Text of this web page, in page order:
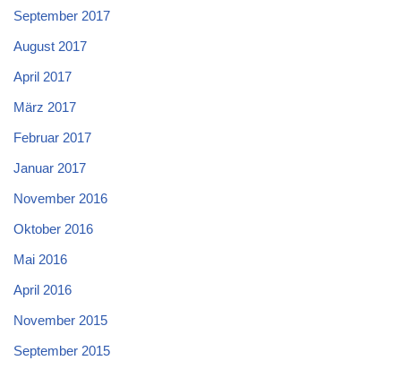
September 2017
August 2017
April 2017
März 2017
Februar 2017
Januar 2017
November 2016
Oktober 2016
Mai 2016
April 2016
November 2015
September 2015